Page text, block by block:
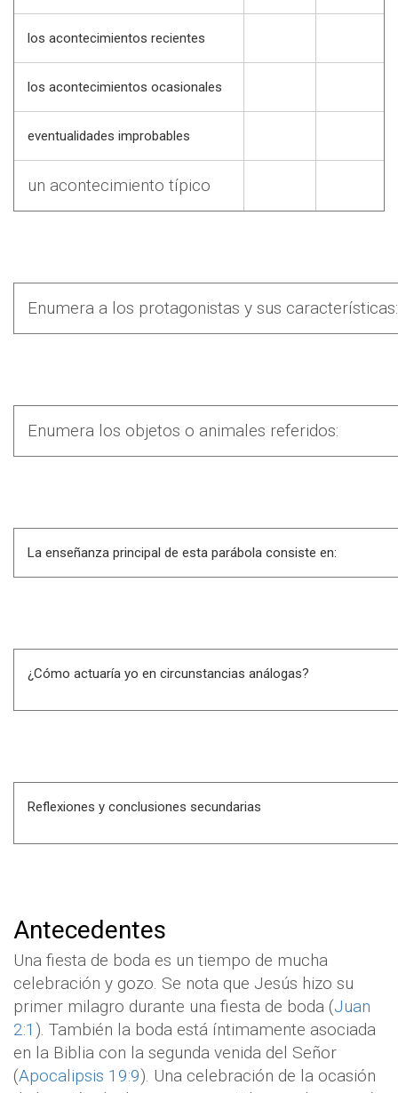
los acontecimientos recientes
los acontecimientos ocasionales
eventualidades improbables
un acontecimiento típico
Enumera a los protagonistas y sus características:
Enumera los objetos o animales referidos:
La enseñanza principal de esta parábola consiste en:
¿Cómo actuaría yo en circunstancias análogas?
Reflexiones y conclusiones secundarias
Antecedentes
Una fiesta de boda es un tiempo de mucha
celebración y gozo. Se nota que Jesús hizo su
primer milagro durante una fiesta de boda (Juan
2:1 ). También la boda está íntimamente asociada
en la Biblia con la segunda venida del Señor
(Apocalipsis 19:9). Una celebración de la ocasión